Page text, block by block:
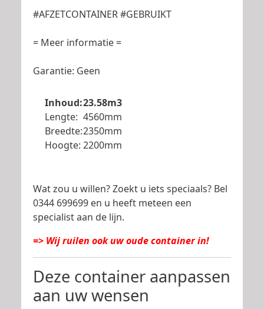
#AFZETCONTAINER #GEBRUIKT
= Meer informatie =
Garantie: Geen
Inhoud:23.58m3
Lengte: 4560mm
Breedte:2350mm
Hoogte: 2200mm
Wat zou u willen? Zoekt u iets speciaals? Bel
0344 699699 en u heeft meteen een
specialist aan de lijn.
=> Wij ruilen ook uw oude container in!
Deze container aanpassen
aan uw wensen